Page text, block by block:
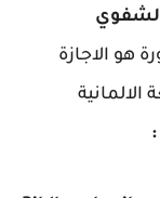
هو الاجازة
: